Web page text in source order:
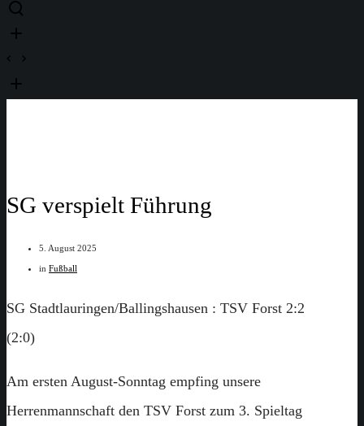
SG verspielt Führung
5. August 2025
in Fußball
SG Stadtlauringen/Ballingshausen : TSV Forst 2:2
(2:0)
Am ersten August-Sonntag empfing unsere
Herrenmannschaft den TSV Forst zum 3. Spieltag